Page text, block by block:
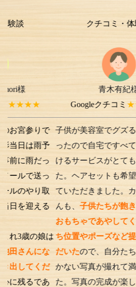
で
予
っ
っ
取
る
娘は
な
だ
あ
クチコミ・体験談
青木有紀様
Googleクチコミ★★★★★
子供が美容室でグズる可能性
ったので自宅ですべてしてい
けるサービスがとても助かり
た。ヘアセットも希望通りに
ていただきました。カメラマ
んも、子供たちが飽きないよ
おもちゃであやしてくれたり
ち位置やポーズなど提案して
だいたので、自分たちでは思
かない写真が撮れて満足しまし
た。写真の完成が楽しみです。